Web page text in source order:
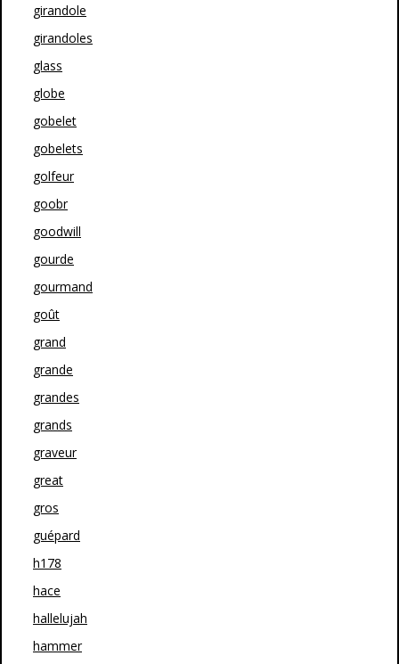
girandole
girandoles
glass
globe
gobelet
gobelets
golfeur
goobr
goodwill
gourde
gourmand
goût
grand
grande
grandes
grands
graveur
great
gros
guépard
h178
hace
hallelujah
hammer